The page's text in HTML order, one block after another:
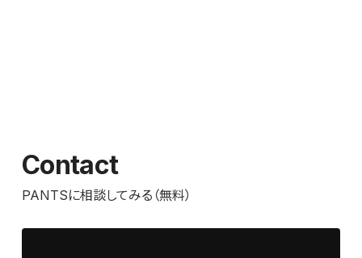
Contact
PANTSに相談してみる（無料）